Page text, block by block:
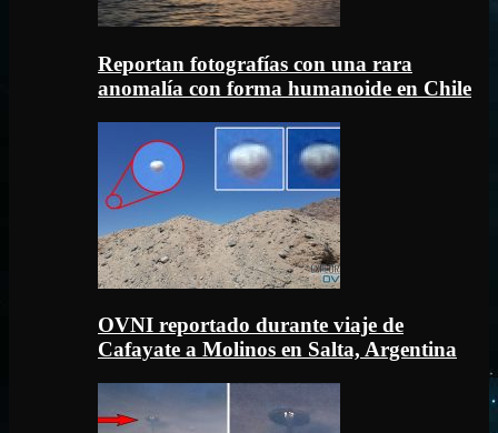
Reportan fotografías con una rara
anomalía con forma humanoide en Chile
OVNI reportado durante viaje de
Cafayate a Molinos en Salta, Argentina